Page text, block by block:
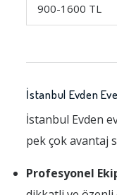
900-1600 TL
İstanbul Evden
İstanbul Evden
pek çok avantaj
Profesyonel